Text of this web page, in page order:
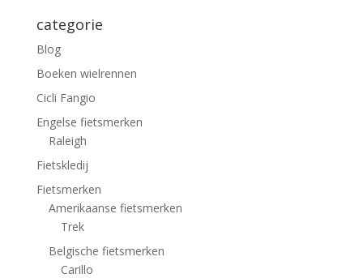
categorie
Blog
Boeken wielrennen
Cicli Fangio
Engelse fietsmerken
Raleigh
Fietskledij
Fietsmerken
Amerikaanse fietsmerken
Trek
Belgische fietsmerken
Carillo